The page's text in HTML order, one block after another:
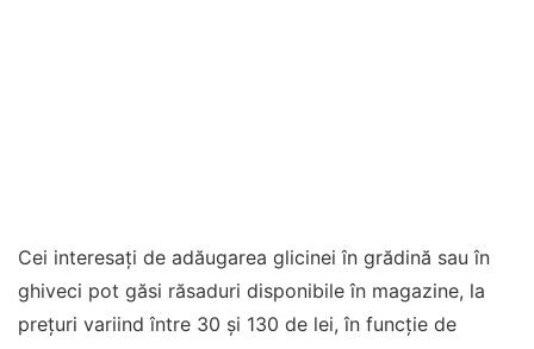
Cei interesați de adăugarea glicinei în grădină sau în
ghiveci pot găsi răsaduri disponibile în magazine, la
prețuri variind între 30 și 130 de lei, în funcție de